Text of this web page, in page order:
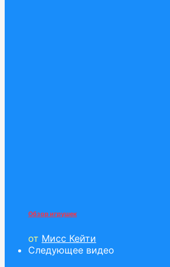
Обзор игрушек
от Мисс Кейти
Следующее видео